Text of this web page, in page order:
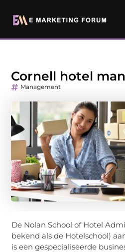
Cornell hotel
Management
De Nolan School of Hotel
bekend als de Hotelschool)
is een gespecialiseerde